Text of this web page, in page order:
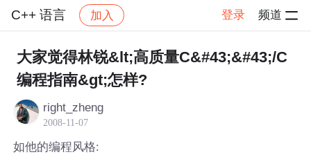
C++ 语言 加入 登录 频道
社区 C++ 语言 帖子详情
大家觉得林锐&lt;高质量C&#43;&#43;/C
编程指南&gt;怎样?
right_zheng
2008-11-07
如他的编程风格: